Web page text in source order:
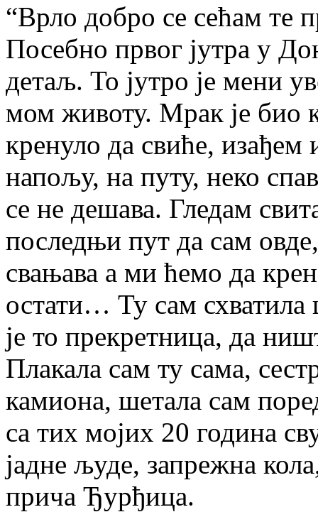
“Врло добро се сећам те
Посебно првог јутра у
детаљ. То јутро је мени
мом животу. Мрак је био
кренуло да свиће, изађем
напољу, на путу, неко
се не дешава. Гледам
последњи пут да сам овде,
свањава а ми ћемо да
остати… Ту сам схватила
је то прекретница, да
Плакала сам ту сама,
камиона, шетала сам
са тих мојих 20 година
јадне људе, запрежна
прича Ђурђица.